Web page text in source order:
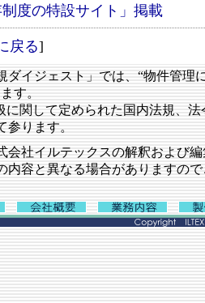
制度の特設サイト」掲載
戻る]
ダイジェスト」では、“物件管理
す。
に関して定められた国内法規、
ります。
社イルテックスの解釈および
内容と異なる場合がありますの